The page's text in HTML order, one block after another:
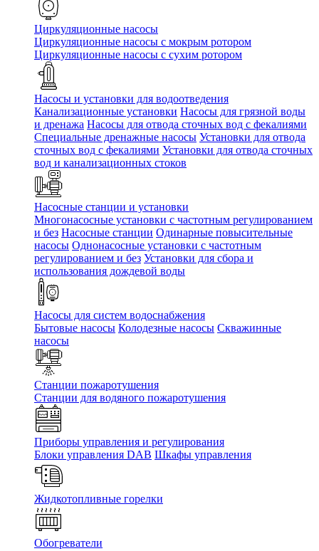
Циркуляционные насосы
Циркуляционные насосы с мокрым ротором
Циркуляционные насосы с сухим ротором
Насосы и установки для водоотведения
Канализационные установки Насосы для грязной воды
и дренажа Насосы для отвода сточных вод c фекалиями
Специальные дренажные насосы Установки для отвода
сточных вод c фекалиями Установки для отвода сточных
вод и канализационных стоков
Насосные станции и установки
Многонасосные установки с частотным регулированием
и без Насосные станции Одинарные повысительные
насосы Однонасосные установки с частотным
регулированием и без Установки для сбора и
использования дождевой воды
Насосы для систем водоснабжения
Бытовые насосы Колодезные насосы Скважинные
насосы
Станции пожаротушения
Станции для водяного пожаротушения
Приборы управления и регулирования
Блоки управления DAB Шкафы управления
Жидкотопливные горелки
Обогреватели